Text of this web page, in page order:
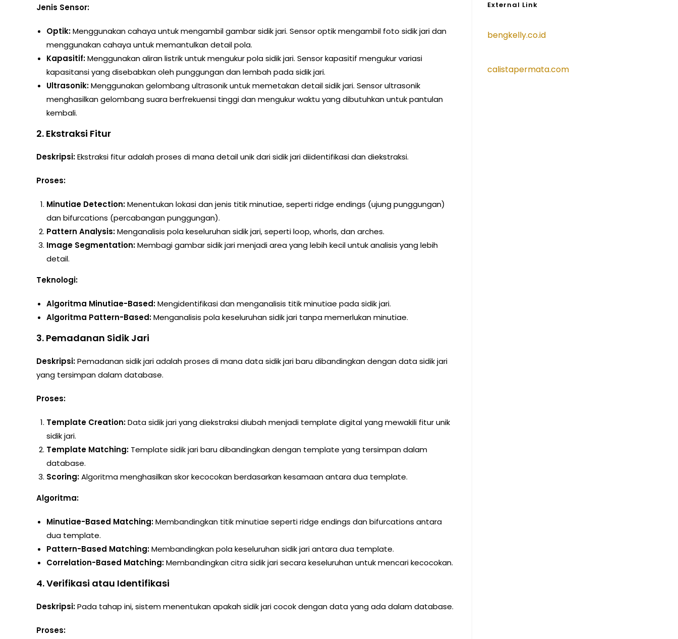
Jenis Sensor:
Optik:Menggunakan cahaya untuk mengambil gambar sidik jari. Sensor optik mengambil foto sidik jari dan
menggunakan cahaya untuk memantulkan detail pola.
Kapasitif:Menggunakan aliran listrik untuk mengukur pola sidik jari. Sensor kapasitif mengukur variasi
kapasitansi yang disebabkan oleh punggungan dan lembah pada sidik jari.
Ultrasonik:Menggunakan gelombang ultrasonik untuk memetakan detail sidik jari. Sensor ultrasonik
menghasilkan gelombang suara berfrekuensi tinggi dan mengukur waktu yang dibutuhkan untuk pantulan
kembali.
2. Ekstraksi Fitur
Deskripsi:Ekstraksi fitur adalah proses di mana detail unik dari sidik jari diidentifikasi dan diekstraksi.
Proses:
Minutiae Detection:Menentukan lokasi dan jenis titik minutiae, seperti ridge endings (ujung punggungan)
dan bifurcations (percabangan punggungan).
Pattern Analysis:Menganalisis pola keseluruhan sidik jari, seperti loop, whorls, dan arches.
Image Segmentation:Membagi gambar sidik jari menjadi area yang lebih kecil untuk analisis yang lebih
detail.
Teknologi:
Algoritma Minutiae-Based:Mengidentifikasi dan menganalisis titik minutiae pada sidik jari.
Algoritma Pattern-Based:Menganalisis pola keseluruhan sidik jari tanpa memerlukan minutiae.
3. Pemadanan Sidik Jari
Deskripsi:Pemadanan sidik jari adalah proses di mana data sidik jari baru dibandingkan dengan data sidik jari
yang tersimpan dalam database.
Proses:
Template Creation:Data sidik jari yang diekstraksi diubah menjadi template digital yang mewakili fitur unik
sidik jari.
Template Matching: Template sidik jari baru dibandingkan dengan template yang tersimpan dalam
database.
Scoring:Algoritma menghasilkan skor kecocokan berdasarkan kesamaan antara dua template.
Algoritma:
Minutiae-Based Matching:Membandingkan titik minutiae seperti ridge endings dan bifurcations antara
dua template.
Pattern-Based Matching:Membandingkan pola keseluruhan sidik jari antara dua template.
Correlation-Based Matching:Membandingkan citra sidik jari secara keseluruhan untuk mencari kecocokan.
4.Verifikasi atau Identifikasi
Deskripsi:Pada tahap ini, sistem menentukan apakah sidik jari cocok dengan data yang ada dalam database.
Proses:
External Link
bengkelly.co.id
calistapermata.com